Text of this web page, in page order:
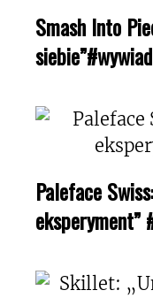
Smash Into
siebie”#wywiad
Paleface
eksperyment”